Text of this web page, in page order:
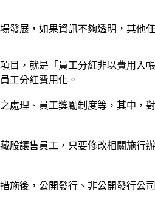
展，如果資訊不夠透明，其他
，就是「員工分紅非以費用入
工分紅費用化。
理、員工獎勵制度等，其中，
讓售員工，只要修改相關施行
施後，公開發行、非公開發行公